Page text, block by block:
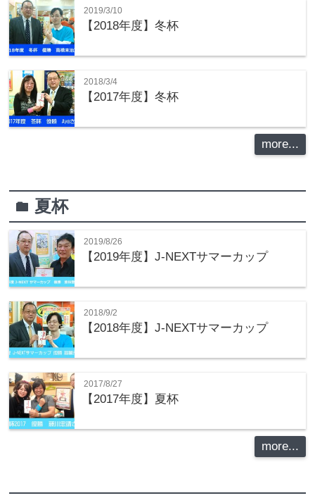
2019/3/10
【2018年度】冬杯
2018/3/4
【2017年度】冬杯
more...
folder 夏杯
2019/8/26
【2019年度】J-NEXTサマーカップ
2018/9/2
【2018年度】J-NEXTサマーカップ
2017/8/27
【2017年度】夏杯
more...